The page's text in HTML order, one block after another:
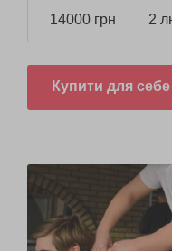
14000 грн 2
Купити для себе